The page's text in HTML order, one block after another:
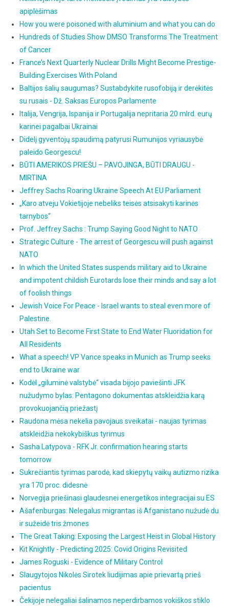
apiplėšimas
How you were poisoned with aluminium and what you can do
Hundreds of Studies Show DMSO Transforms The Treatment
of Cancer
France’s Next Quarterly Nuclear Drills Might Become Prestige-
Building Exercises With Poland
Baltijos šalių saugumas? Sustabdykite rusofobiją ir derėkitės
su rusais - Dž. Saksas Europos Parlamente
Italija, Vengrija, Ispanija ir Portugalija nepritaria 20 mlrd. eurų
karinei pagalbai Ukrainai
Didelį gyventojų spaudimą patyrusi Rumunijos vyriausybė
paleido Georgescu!
BŪTI AMERIKOS PRIEŠU – PAVOJINGA, BŪTI DRAUGU -
MIRTINA
Jeffrey Sachs Roaring Ukraine Speech At EU Parliament
„Karo atveju Vokietijoje nebeliks teisės atsisakyti karinės
tarnybos“
Prof. Jeffrey Sachs : Trump Saying Good Night to NATO
Strategic Culture - The arrest of Georgescu will push against
NATO
In which the United States suspends military aid to Ukraine
and impotent childish Eurotards lose their minds and say a lot
of foolish things
Jewish Voice For Peace - Israel wants to steal even more of
Palestine.
Utah Set to Become First State to End Water Fluoridation for
All Residents
What a speech! VP Vance speaks in Munich as Trump seeks
end to Ukraine war
Kodėl „giluminė valstybė“ visada bijojo paviešinti JFK
nužudymo bylas: Pentagono dokumentas atskleidžia karą
provokuojančią priežastį
Raudona mėsa nekelia pavojaus sveikatai - naujas tyrimas
atskleidžia nekokybiškus tyrimus
Sasha Latypova - RFK Jr. confirmation hearing starts
tomorrow
Sukrečiantis tyrimas parodė, kad skiepytų vaikų autizmo rizika
yra 170 proc. didesnė
Norvegija priešinasi glaudesnei energetikos integracijai su ES
Ašafenburgas: Nelegalus migrantas iš Afganistano nužudė du
ir sužeidė tris žmones
The Great Taking: Exposing the Largest Heist in Global History
Kit Knightly - Predicting 2025: Covid Origins Revisited
James Roguski - Evidence of Military Control
Slaugytojos Nikolės Sirotek liudijimas apie prievartą prieš
pacientus
Čekijoje nelegaliai šalinamos neperdirbamos vokiškos stiklo